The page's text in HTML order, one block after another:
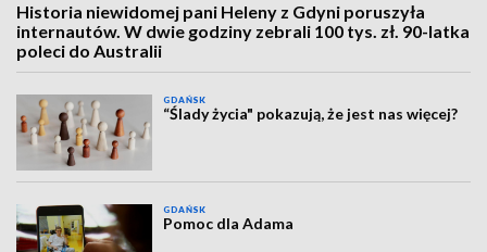
Historia niewidomej pani Heleny z Gdyni poruszyła
internautów. W dwie godziny zebrali 100 tys. zł. 90-latka
poleci do Australii
GDAŃSK
“Ślady życia" pokazują, że jest nas więcej?
GDAŃSK
Pomoc dla Adama